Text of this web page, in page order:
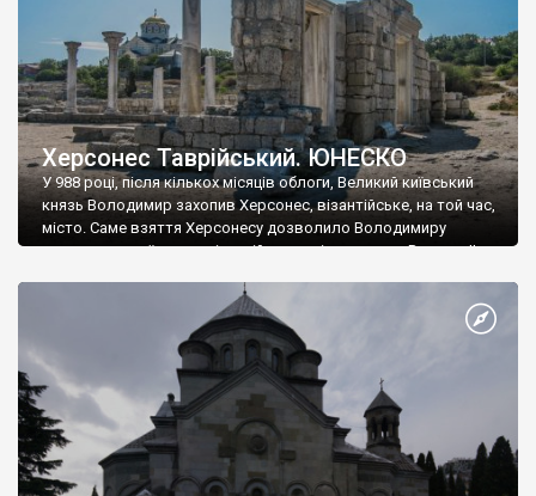
Херсонес Таврійський. ЮНЕСКО
У 988 році, після кількох місяців облоги, Великий київський
князь Володимир захопив Херсонес, візантійське, на той час,
місто. Саме взяття Херсонесу дозволило Володимиру
диктувати свої умови візантійському імператору Василю ІІ, та
Херсонесі Володимир-язичник, став Василем-християнином.
А потім було Хрещення Русі. На честь Херсонесу Таврійського